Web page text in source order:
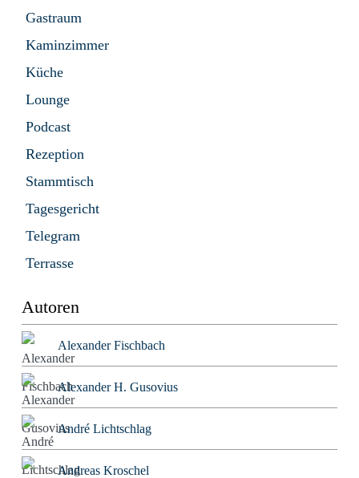
Gastraum
Kaminzimmer
Küche
Lounge
Podcast
Rezeption
Stammtisch
Tagesgericht
Telegram
Terrasse
Autoren
Alexander Fischbach
Alexander H. Gusovius
André Lichtschlag
Andreas Kroschel